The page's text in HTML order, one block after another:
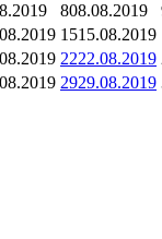
808.08.2019
1515.08.2019
2222.08.2019
2929.08.2019